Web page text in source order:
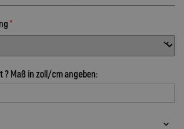
? Maß in zoll/cm angeben: